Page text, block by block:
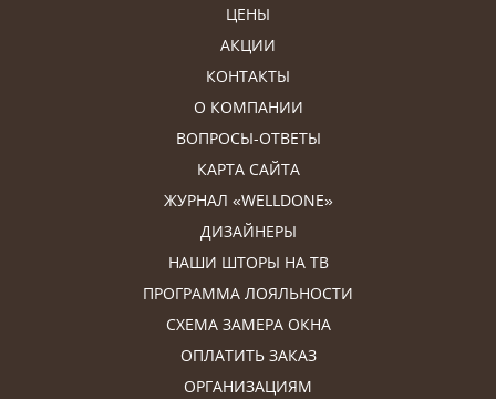
ЦЕНЫ
АКЦИИ
КОНТАКТЫ
О КОМПАНИИ
ВОПРОСЫ-ОТВЕТЫ
КАРТА САЙТА
ЖУРНАЛ «WELLDONE»
ДИЗАЙНЕРЫ
НАШИ ШТОРЫ НА ТВ
ПРОГРАММА ЛОЯЛЬНОСТИ
СХЕМА ЗАМЕРА ОКНА
ОПЛАТИТЬ ЗАКАЗ
ОРГАНИЗАЦИЯМ